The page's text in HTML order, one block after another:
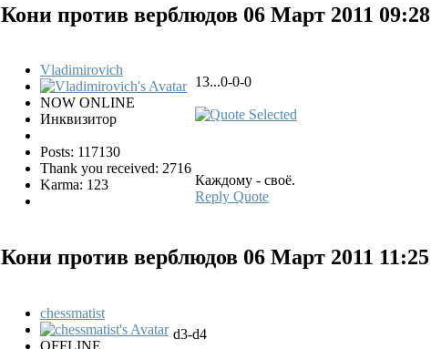
Кони против верблюдов 06 Март 2011 09:28
Vladimirovich
NOW ONLINE
Инквизитор
Posts: 117130
Thank you received: 2716
Karma: 123
13...0-0-0
Каждому - своё.
Reply Quote
Кони против верблюдов 06 Март 2011 11:25
chessmatist
d3-d4